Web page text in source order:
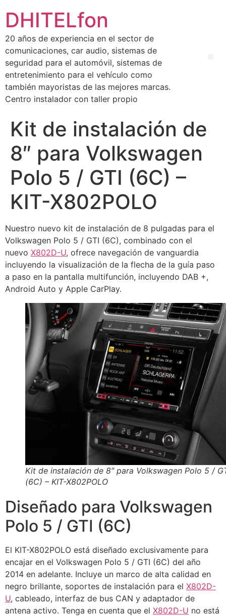
DHITELfon
20 años de experiencia en el sector de
comunicaciones, car audio, sistemas de
seguridad para el automóvil, sistemas de
entretenimiento para el vehículo como
también mayoristas de las mejores marcas.
Centro instalador con taller propio
Kit de instalación de
8″ para Volkswagen
Polo 5 / GTI (6C) –
KIT-X802POLO
Nuestro nuevo kit de instalación de 8 pulgadas para el
Volkswagen Polo 5 / GTI (6C), combinado con el
nuevo X802D-U, ofrece navegación de vanguardia
incluyendo la visualización de la flecha de la guía paso
a paso en la pantalla multifunción, incluyendo DAB +,
Android Auto y Apple CarPlay.
Kit de instalación de 8″ para Volkswagen Polo 5 /
(6C) – KIT-X802POLO
Diseñado para Volkswagen
Polo 5 / GTI (6C)
El KIT-X802POLO está diseñado exclusivamente para
encajar en el Volkswagen Polo 5 / GTI (6C) del año
2014 en adelante. Incluye un marco de alta calidad en
negro brillante, soportes de instalación para el X802D-
U, cableado, interfaz de bus CAN y adaptador de
antena activo. Tenga en cuenta que el X802D-U no está